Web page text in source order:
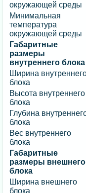
окружающей среды
Минимальная
температура
окружающей среды
Габаритные
размеры
внутреннего блока
Ширина
блока
Высота внутреннего
блока
Глубина
блока
Вес внутреннего
блока
Габаритные
размеры внешнего
блока
Ширина внешнего
блока